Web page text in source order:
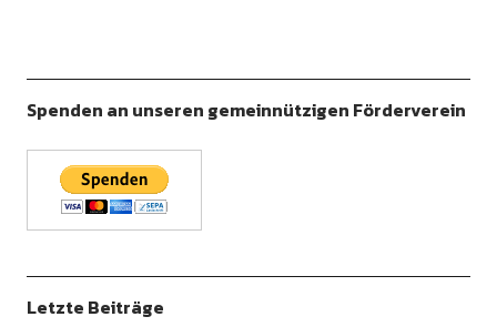
Spenden an unseren gemeinnützigen Förderverein
Letzte Beiträge